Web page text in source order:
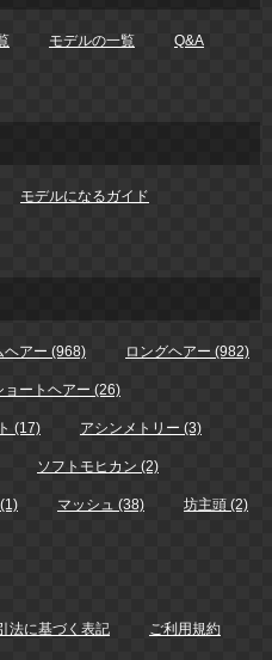
モデルの一覧 Q&A
モデルになるガイド
ヘアー (968) ロングヘアー (982)
ョートヘアー (26)
(17) アシンメトリー (3)
ソフトモヒカン (2)
マッシュ (38) 坊主頭 (2)
法に基づく表記 ご利用規約